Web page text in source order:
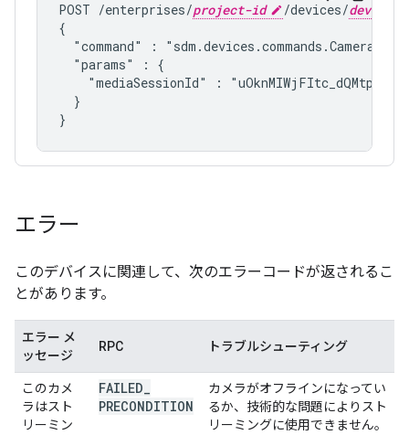
POST /enterprises/project-id /devices/device-
{
  "command" : "
  "params" : {
"mediaSessionId" :
  }
エラー
このデバイスに関連して、次のエラーコードが返されるこ
とがあります。
エラー メ
ッセージ
RPC トラブルシューティング
このカメ
ラはスト
リーミン
FAILED
PRECONDITION
カメラがオフラインになってい
るか、技術的な問題によりスト
リーミングに使用できません。